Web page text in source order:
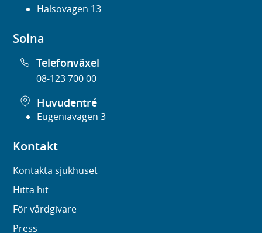
Hälsovägen 13
Solna
Telefonväxel
08-123 700 00
Huvudentré
Eugeniavägen 3
Kontakt
Kontakta sjukhuset
Hitta hit
För vårdgivare
Press